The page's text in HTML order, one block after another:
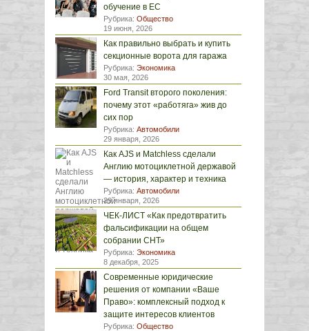
обучение в ЕС
Рубрика: Общество
19 июня, 2026
Как правильно выбрать и купить
секционные ворота для гаража
Рубрика: Экономика
30 мая, 2026
Ford Transit второго поколения:
почему этот «работяга» жив до
сих пор
Рубрика: Автомобили
29 января, 2026
Как AJS и Matchless сделали
Англию мотоциклетной державой
— история, характер и техника
Рубрика: Автомобили
29 января, 2026
ЧЕК-ЛИСТ «Как предотвратить
фальсификации на общем
собрании СНТ»
Рубрика: Экономика
8 декабря, 2025
Современные юридические
решения от компании «Ваше
Право»: комплексный подход к
защите интересов клиентов
Рубрика: Общество